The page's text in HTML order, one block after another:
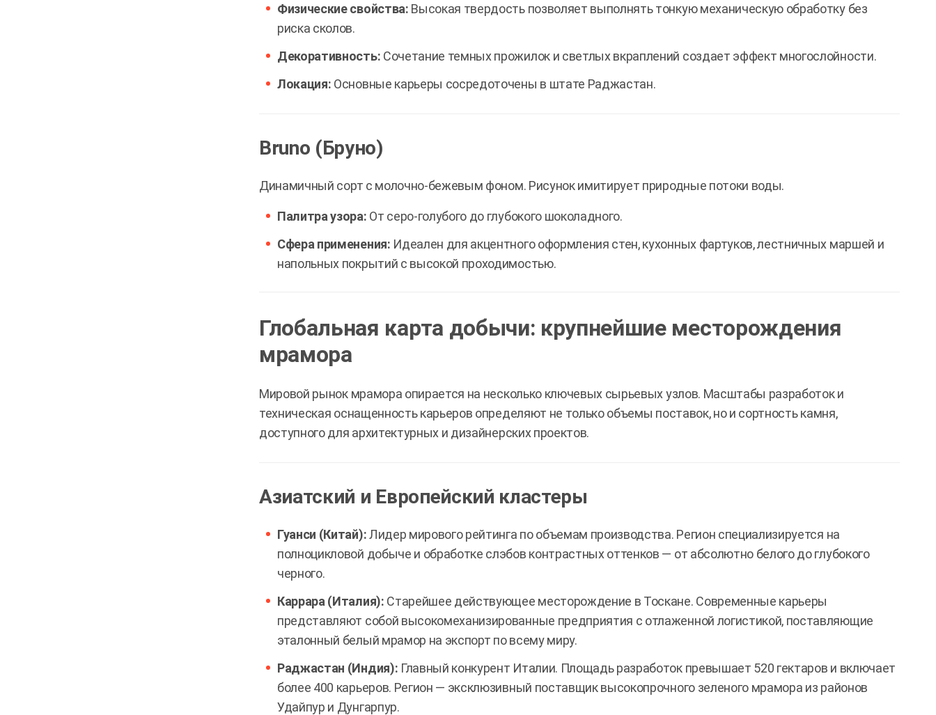
Физические свойства: Высокая твердость позволяет выполнять тонкую механическую обработку без
риска сколов.
Декоративность: Сочетание темных прожилок и светлых вкраплений создает эффект многослойности.
Локация: Основные карьеры сосредоточены в штате Раджастан.
Bruno (Бруно)
Динамичный сорт с молочно-бежевым фоном. Рисунок имитирует природные потоки воды.
Палитра узора: От серо-голубого до глубокого шоколадного.
Сфера применения: Идеален для акцентного оформления стен, кухонных фартуков, лестничных маршей и
напольных покрытий с высокой проходимостью.
Глобальная карта добычи: крупнейшие месторождения
мрамора
Мировой рынок мрамора опирается на несколько ключевых сырьевых узлов. Масштабы разработок и
техническая оснащенность карьеров определяют не только объемы поставок, но и сортность камня,
доступного для архитектурных и дизайнерских проектов.
Азиатский и Европейский кластеры
Гуанси (Китай):Лидер мирового рейтинга по объемам производства. Регион специализируется на
полноцикловой добыче и обработке слэбов контрастных оттенков — от абсолютно белого до глубокого
черного.
Каррара (Италия): Старейшее действующее месторождение в Тоскане. Современные карьеры
представляют собой высокомеханизированные предприятия с отлаженной логистикой, поставляющие
эталонный белый мрамор на экспорт по всему миру.
Раджастан (Индия): Главный конкурент Италии. Площадь разработок превышает 520 гектаров и включает
более 400 карьеров. Регион — эксклюзивный поставщик высокопрочного зеленого мрамора из районов
Удайпур и Дунгарпур.